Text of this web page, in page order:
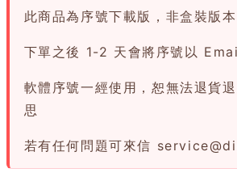
此商品為序號下載版，非盒裝版本
下單之後 1-2 天會將序號以
軟體序號一經使用，恕無法退貨
思
若有任何問題可來信